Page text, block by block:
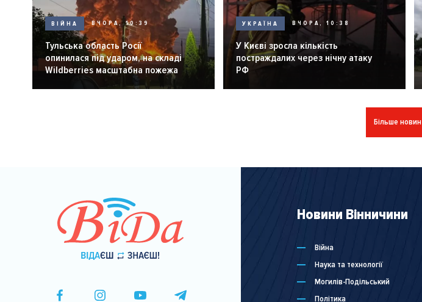
ВІЙНА ВЧОРА, 10:39
Тульська область Росії
опинилася під ударом, на складі
Wildberries масштабна пожежа
УКРАЇНА ВЧОРА, 10:38
У Києві зросла кількість
постраждалих через нічну атаку
РФ
Більше новин
Новини Вінничини
Війна
Наука та технології
Могилів-Подільський
Політика